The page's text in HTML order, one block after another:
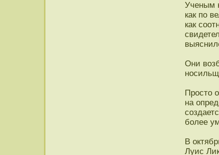
Ученым
как по
как
Они
Просто
на
более
В
Луис